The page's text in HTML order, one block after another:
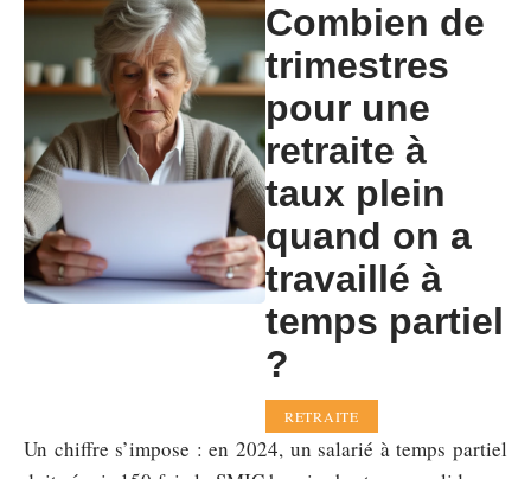
Combien de
trimestres
pour une
retraite à
taux plein
quand on a
travaillé à
temps partiel
?
RETRAITE
Un chiffre s’impose : en 2024, un salarié à temps partiel